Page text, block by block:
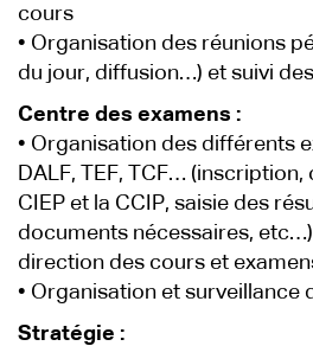
cours
• Organisation des réunions
du jour, diffusion…) et suivi
Centre des examens :
• Organisation des différents
DALF, TEF, TCF…
CIEP et la CCIP, saisie des
documents nécessaires, etc…)
direction des cours et
• Organisation et surveillance
Stratégie :